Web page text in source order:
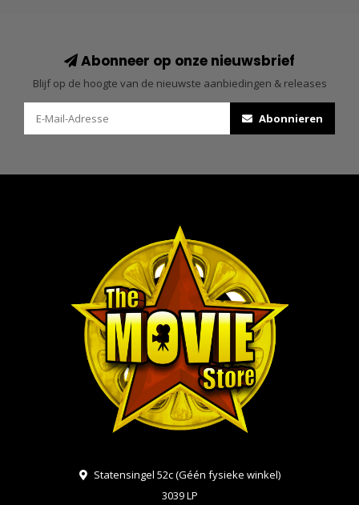
Abonneer op onze nieuwsbrief
Blijf op de hoogte van de nieuwste aanbiedingen & releases
Abonnieren
Statensingel 52c (Géén fysieke winkel)
3039 LP